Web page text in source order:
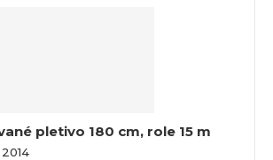
pletivo 180 cm, role 15 m